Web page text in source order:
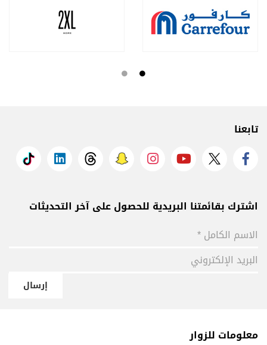
تابعنا
اشترك بقائمتنا البريدية للحصول على آخر التحديثات
إرسال
معلومات للزوار